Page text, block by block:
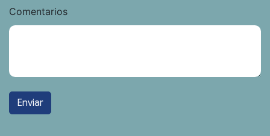
Comentarios
Enviar